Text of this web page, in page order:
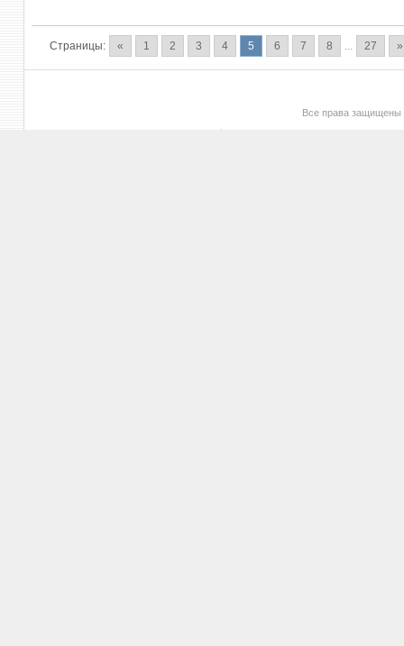
Страницы: « 1 2 3 4 5 6 7 8 ... 27 »
Все права